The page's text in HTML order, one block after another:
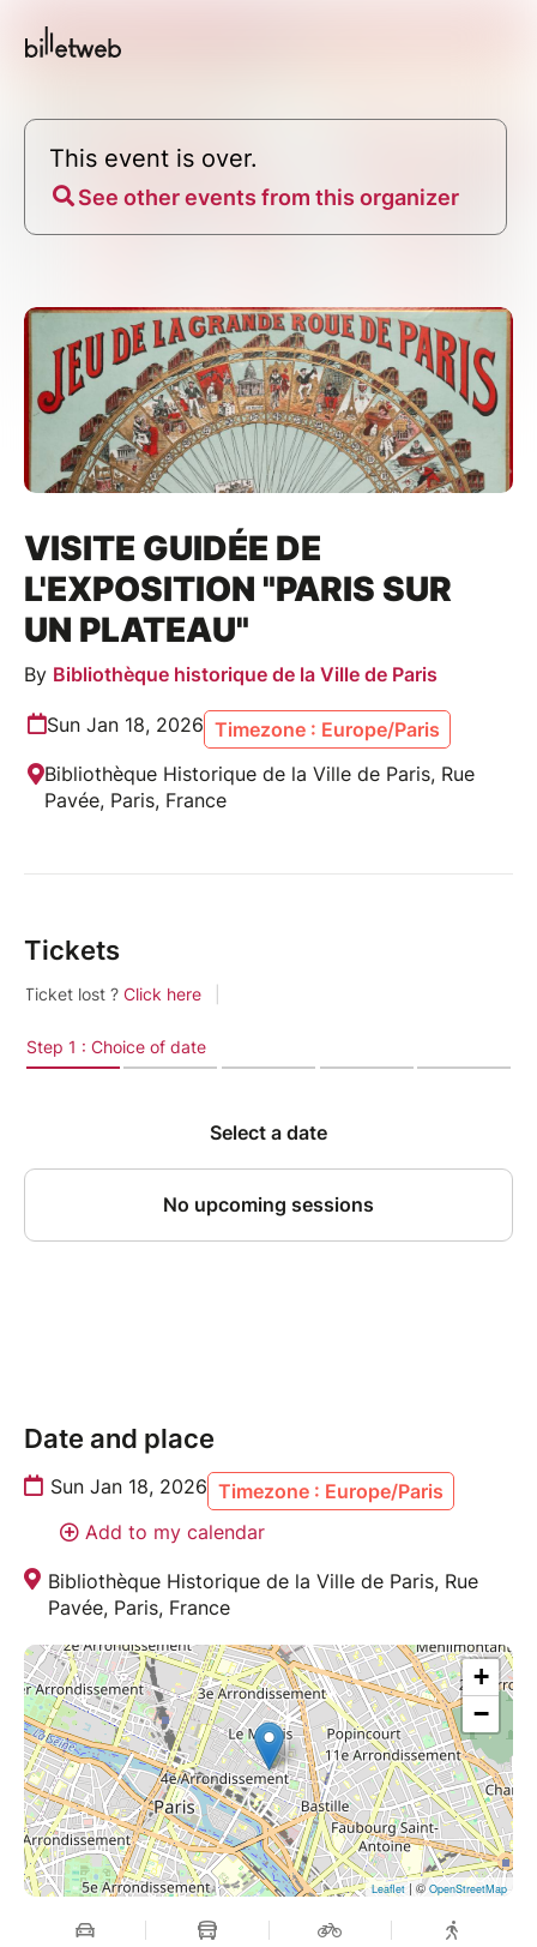
This event is over.
See other events from this organizer
VISITE GUIDÉE DE
L'EXPOSITION "PARIS SUR
UN PLATEAU"
By Bibliothèque historique de la Ville de Paris
Sun Jan 18, 2026 Timezone : Europe/Paris
Bibliothèque Historique de la Ville de Paris, Rue
Pavée, Paris, France
Tickets
Date and place
Sun Jan 18, 2026 Timezone : Europe/Paris
Add to my calendar
Bibliothèque Historique de la Ville de Paris, Rue
Pavée, Paris, France
+
−
Leaflet| ©OpenStreetMap